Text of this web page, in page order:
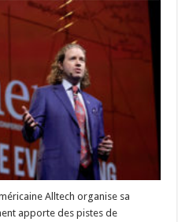
Alltech organise sa
apporte des pistes de